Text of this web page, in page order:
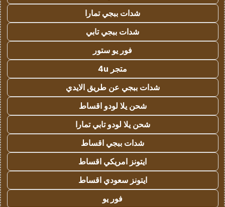
شدات ببجي تمارا
شدات ببجي تابي
فور يو ستور
متجر 4u
شدات ببجي عن طريق الايدي
شحن يلا لودو اقساط
شحن يلا لودو تابي تمارا
شدات ببجي اقساط
ايتونز امريكي اقساط
ايتونز سعودي اقساط
فور يو